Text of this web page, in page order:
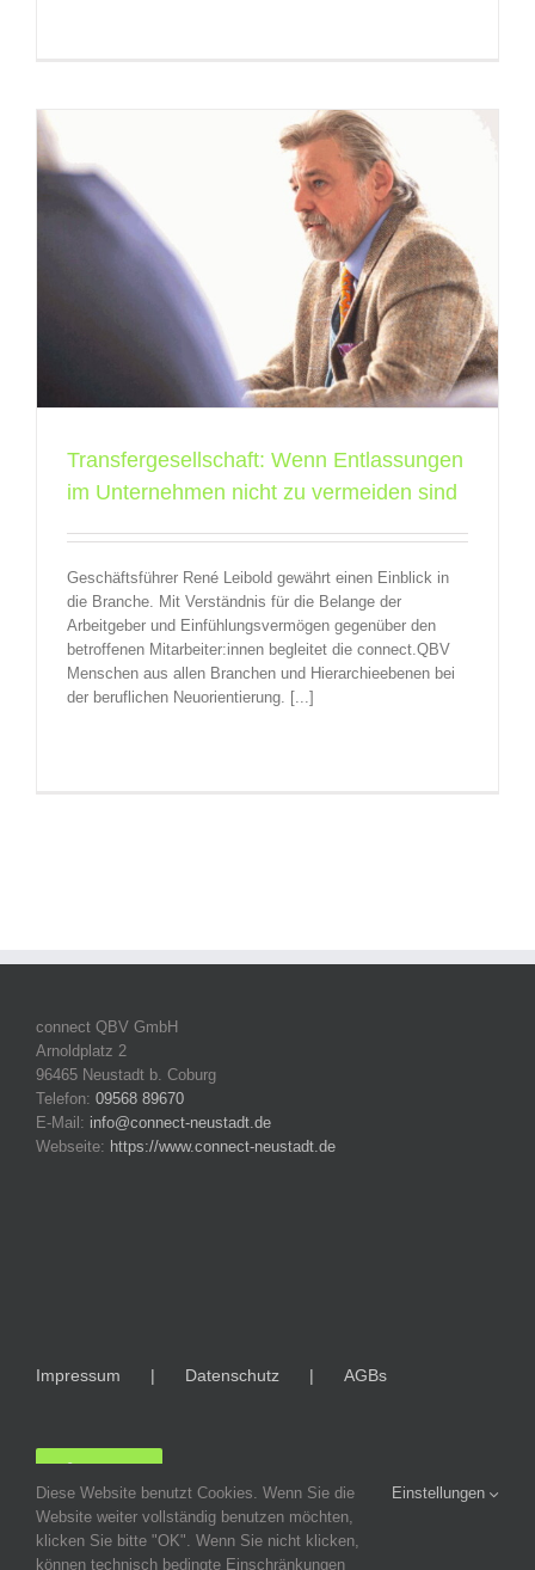
Transfergesellschaft: Wenn Entlassungen
im Unternehmen nicht zu vermeiden sind
Geschäftsführer René Leibold gewährt einen Einblick in
die Branche. Mit Verständnis für die Belange der
Arbeitgeber und Einfühlungsvermögen gegenüber den
betroffenen Mitarbeiter:innen begleitet die connect.QBV
Menschen aus allen Branchen und Hierarchieebenen bei
der beruflichen Neuorientierung. [...]
connect QBV GmbH
Arnoldplatz 2
96465 Neustadt b. Coburg
Telefon: 09568 89670
E-Mail: info@connect-neustadt.de
Webseite: https://www.connect-neustadt.de
Impressum Datenschutz AGBs
Diese Website benutzt Cookies. Wenn Sie die
Website weiter vollständig benutzen möchten,
klicken Sie bitte "OK". Wenn Sie nicht klicken,
können technisch bedingte Einschränkungen
Einstellungen